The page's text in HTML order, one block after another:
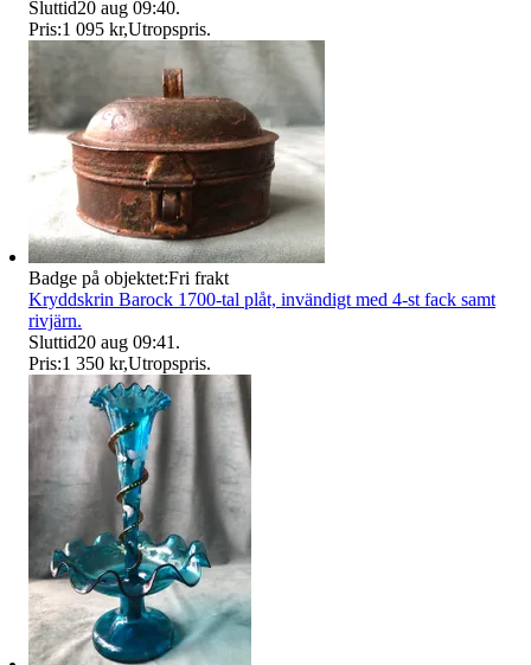
Sluttid20 aug 09:40.
Pris:1 095 kr,Utropspris.
Badge på objektet:Fri frakt
Kryddskrin Barock 1700-tal plåt, invändigt med 4-st fack samt
rivjärn.
Sluttid20 aug 09:41 .
Pris:1 350 kr,Utropspris.